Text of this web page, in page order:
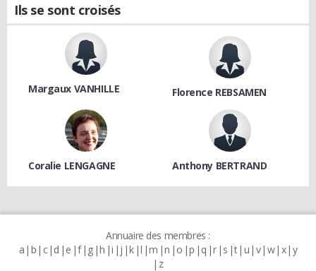
Ils se sont croisés
Margaux VANHILLE Florence REBSAMEN
Coralie LENGAGNE Anthony BERTRAND
Annuaire des membres :
a b c d e f g h i j k l m n o p q r s t u v w x y
z